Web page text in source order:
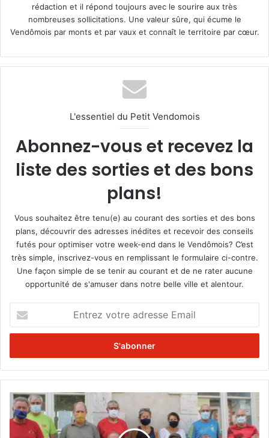
rédaction et il répond toujours avec le sourire aux très
nombreuses sollicitations. Une valeur sûre, qui écume le
Vendômois par monts et par vaux et connaît le territoire par cœur.
L'essentiel du Petit Vendomois
Abonnez-vous et recevez la
liste des sorties et des bons
plans!
Vous souhaitez être tenu(e) au courant des sorties et des bons
plans, découvrir des adresses inédites et recevoir des conseils
futés pour optimiser votre week-end dans le Vendômois? C’est
très simple, inscrivez-vous en remplissant le formulaire ci-contre.
Une façon simple de se tenir au courant et de ne rater aucune
opportunité de s'amuser dans notre belle ville et alentour.
t
e
z
o
t
r
B
a
l